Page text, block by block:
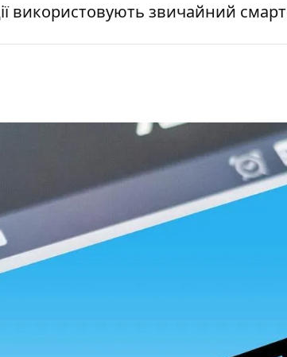
використовують звичайний